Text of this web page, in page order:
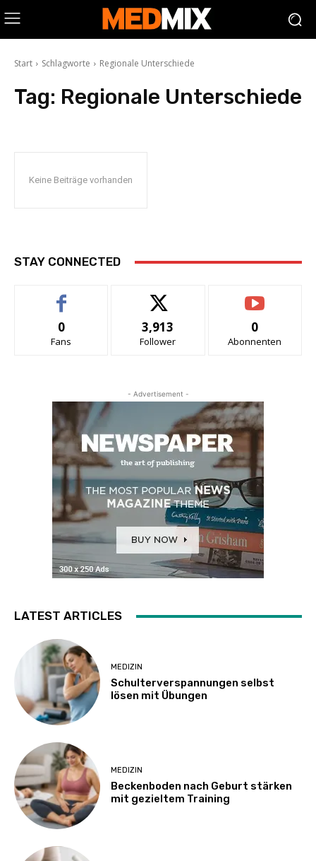
Start Schlagworte Regionale Unterschiede
Tag: Regionale Unterschiede
Keine Beiträge vorhanden
STAY CONNECTED
0
Fans
3,913
Follower
0
Abonnenten
- Advertisement -
LATEST ARTICLES
MEDIZIN
Schulterverspannungen selbst
lösen mit Übungen
MEDIZIN
Beckenboden nach Geburt stärken
mit gezieltem Training